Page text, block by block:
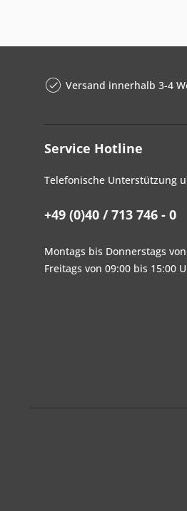
Versand innerhalb 3-4
Service Hotline
Telefonische Unterstützung
+49 (0)40 / 713 746 - 0
Montags bis Donnerstags
Freitags von 09:00 bis 15:00